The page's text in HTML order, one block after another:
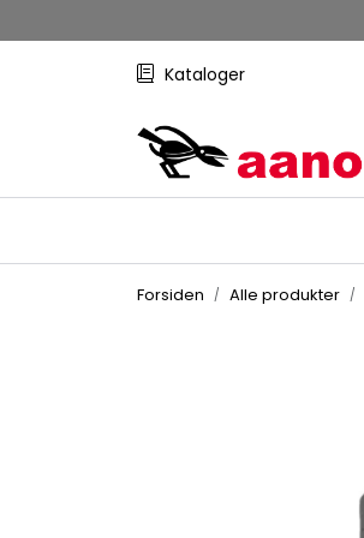
Kataloger
Forsiden Alle produkter